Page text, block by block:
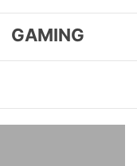
GAMING